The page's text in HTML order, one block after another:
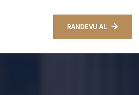
RANDEVU AL